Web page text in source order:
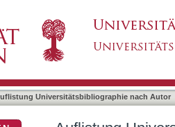
Universitätsbibliographie nach Autor